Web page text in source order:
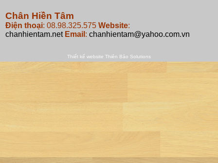
trong bận rộn vẫn thấy thảnh thơi, trong yêu
thương vẫn bình an không dính mắc.
phúc, ai rồi cũng hưởng được cái lạc rốt ráo mà
chư Phật đang sở hữu.
Điện thoại Website:
chanhientam@yahoo.com.vn